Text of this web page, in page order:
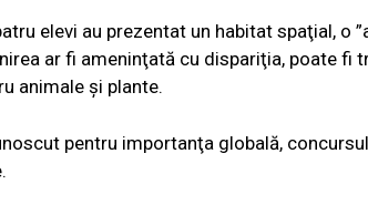
elevi au prezentat un habitat spaţial, o
ar fi ameninţată cu dispariţia, poate fi
animale şi plante.
pentru importanţa globală,